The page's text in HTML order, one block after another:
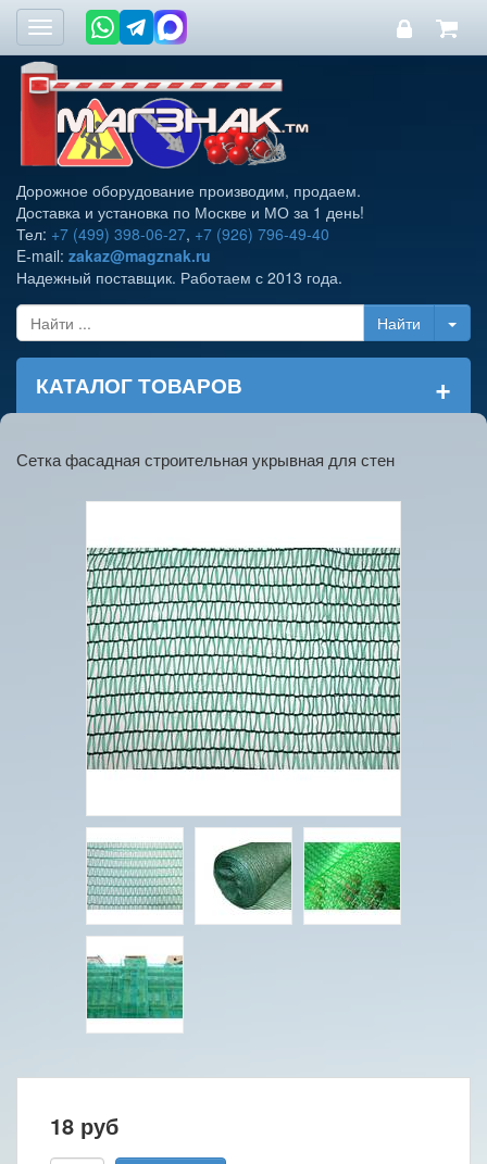
Toggle
navigation
Дорожное оборудование производим, продаем.
Доставка и установка по Москве и МО за 1 день!
Тел: +7 (499) 398-06-27, +7 (926) 796-49-40
E-mail: zakaz@magznak.ru
Надежный поставщик. Работаем с 2013 года.
КАТАЛОГ ТОВАРОВ +
Сетка фасадная строительная укрывная для стен
18 руб